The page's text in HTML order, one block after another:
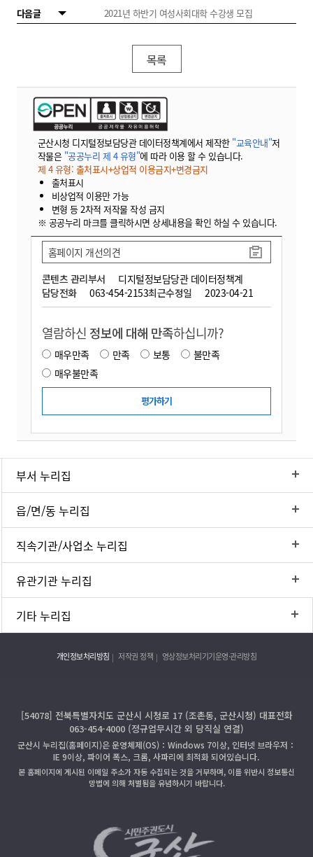
다음글
2021년 하반기 여성사회대학 수강생 모집
목록
군산시청 디지털정보담당관 데이터정책계에서 제작한 "교육안내"저
작물은 "공공누리 제 4 유형"에 따라 이용 할 수 있습니다.
제 4 유형: 출처표시+상업적 이용금지+변경금지
출처표시
비상업적 이용만 가능
변형 등 2차적 저작물 작성 금지
※ 공공누리 마크를 클릭하시면 상세내용을 확인 하실 수 있습니다.
콘텐츠 관리부서
디지털정보담당관 데이터정책계
담당전화
063-454-2153최근수정일 2023-04-21
홈페이지 개선의견
열람하신 정보에 대해 만족하십니까?
매우만족 만족 보통
불만족
매우불만족
부서 누리집
읍/면/동 누리집
직속기관/사업소 누리집
유관기관 누리집
기타 누리집
개인정보처리방침 저작권 정책 영상정보처리기기운영·관리방침
[54078] 전북특별자치도 군산시 시청로 17 (조촌동, 군산시청) 대표전화
063-454-4000 (정규업무시간 외 당직실 연결)
군산시 누리집(홈페이지)은 운영체제(OS)：Windows 7이상, 인터넷 브라우저：
IE 9이상, 파이어 폭스, 크롬, 사파리에 최적화 되어있습니다.
본 홈페이지에 게시된 이메일 주소가 자동 수집되는 것을 거부하며, 이를 위반시 정보통신
망법에 의해 처벌됨을 유념하시기 바랍니다.